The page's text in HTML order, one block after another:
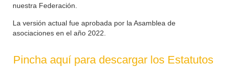
nuestra Federación.
La versión actual fue aprobada por la Asamblea de
asociaciones en el año 2022.
Pincha aquí para descargar los Estatutos